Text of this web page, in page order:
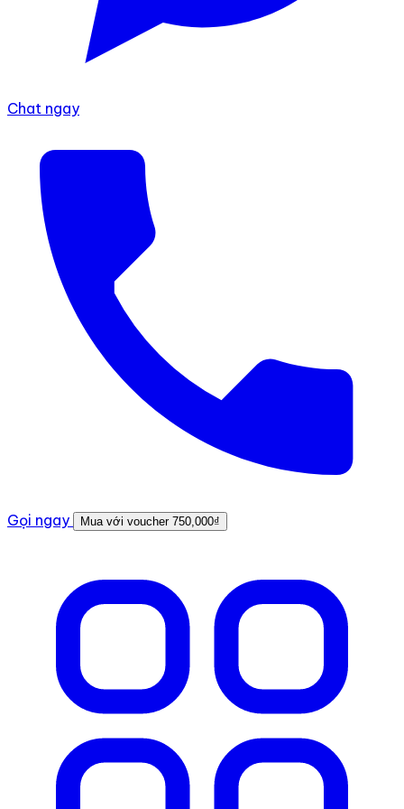
Chat ngay
Gọi ngay Mua với voucher 750,000₫